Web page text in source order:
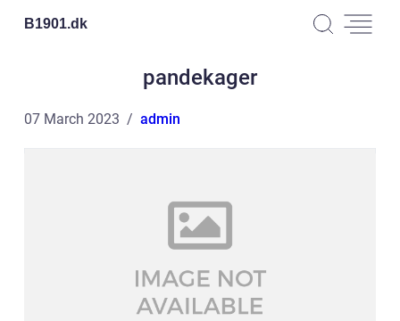
B1901.dk
pandekager
07 March 2023 admin